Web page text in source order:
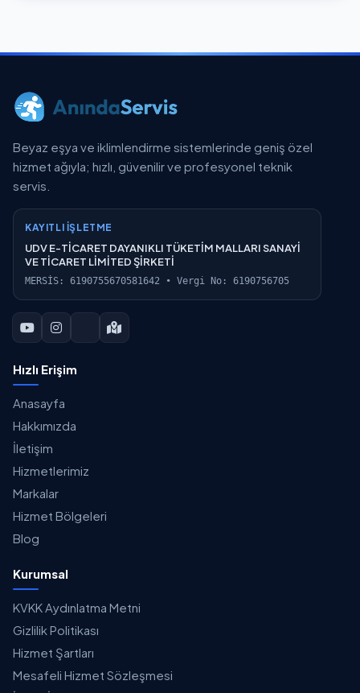
Beyaz eşya ve iklimlendirme sistemlerinde geniş özel
hizmet ağıyla; hızlı, güvenilir ve profesyonel teknik
servis.
KAYITLI İŞLETME
UDV E-TİCARET DAYANIKLI TÜKETİM MALLARI SANAYİ
VE TİCARET LİMİTED ŞİRKETİ
MERSİS: 6190755670581642 • Vergi No: 6190756705
Hızlı Erişim
Anasayfa
Hakkımızda
İletişim
Hizmetlerimiz
Markalar
Hizmet Bölgeleri
Blog
Kurumsal
KVKK Aydınlatma Metni
Gizlilik Politikası
Hizmet Şartları
Mesafeli Hizmet Sözleşmesi